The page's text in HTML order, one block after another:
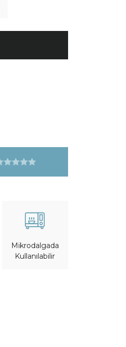
Mikrodalgada
Kullanılabilir